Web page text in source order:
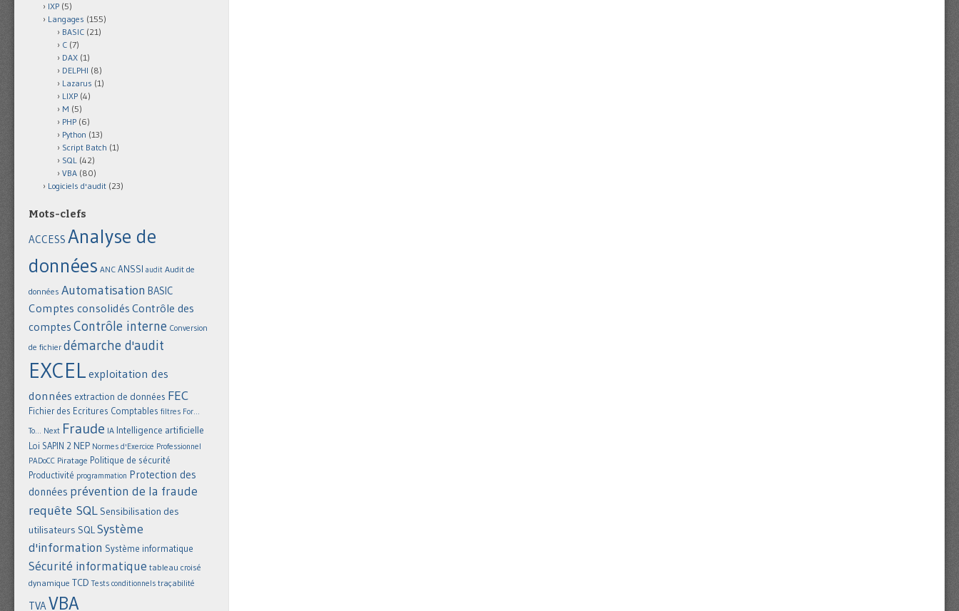
IXP (5)
Langages (155)
BASIC (21)
C (7)
DAX (1)
DELPHI (8)
Lazarus (1)
LIXP (4)
M (5)
PHP (6)
Python (13)
Script Batch (1)
SQL (42)
VBA (80)
Logiciels d'audit (23)
Mots-clefs
ACCESS Analyse de
données ANC ANSSI audit Audit de
données Automatisation BASIC
Comptes consolidés Contrôle des
comptes Contrôle interne Conversion
de fichier démarche d'audit
EXCEL exploitation des
données extraction de données FEC
Fichier des Ecritures Comptables filtres For...
To... Next Fraude IA Intelligence artificielle
Loi SAPIN 2 NEP Normes d'Exercice Professionnel
PADoCC Piratage Politique de sécurité
Productivité programmation Protection des
données prévention de la fraude
requête SQL Sensibilisation des
utilisateurs SQLSystème
d'information Système informatique
Sécurité informatique tableau croisé
dynamique TCD Tests conditionnels traçabilité
TVAVBA